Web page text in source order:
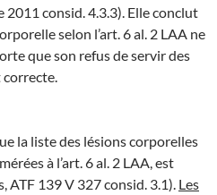
consid. 4.3.3). Elle conclut
selon l’art. 6 al. 2 LAA ne
que son refus de servir des
la liste des lésions corporelles
à l’art. 6 al. 2 LAA, est
ATF 139 V 327 consid. 3.1). Les